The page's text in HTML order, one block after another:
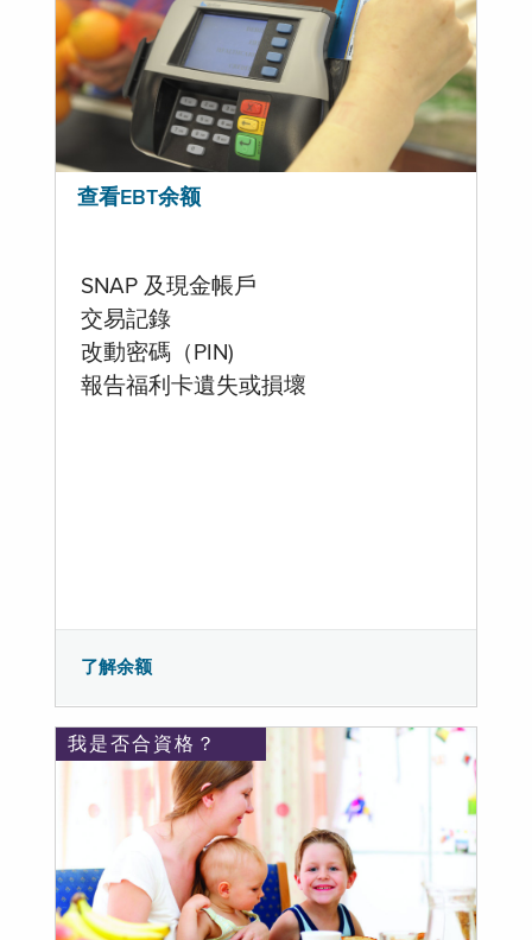
查看EBT余额
SNAP 及現金帳戶
交易記錄
改動密碼（PIN)
報告福利卡遺失或損壞
了解余额
我是否合資格？